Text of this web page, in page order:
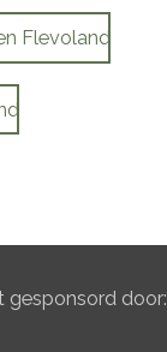
Flevoland
gesponsord door: